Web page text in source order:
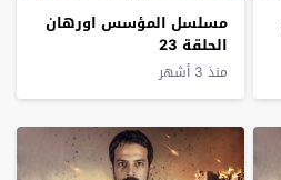
مسلسل المؤسس اورهان
الحلقة 23
منذ 3 أشهر